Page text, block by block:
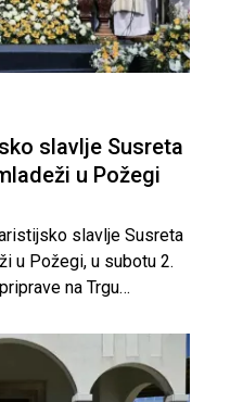
slavlje Susreta
u Požegi
slavlje Susreta
u Požegi, u subotu 2.
na Trgu…